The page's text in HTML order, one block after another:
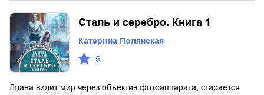
Сталь и серебро. Книга 1
Катерина Полянская
5
Ллана видит мир через объектив фотоаппарата, старается